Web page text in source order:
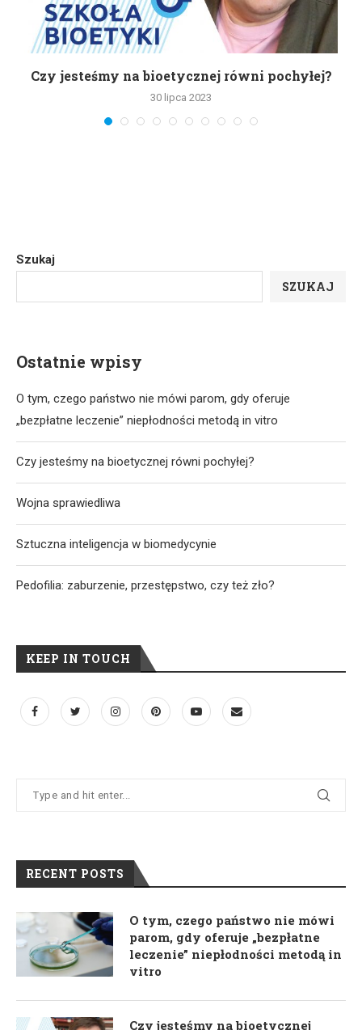
Czy jesteśmy na bioetycznej równi pochyłej?
30 lipca 2023
Szukaj
SZUKAJ
Ostatnie wpisy
O tym, czego państwo nie mówi parom, gdy oferuje
„bezpłatne leczenie” niepłodności metodą in vitro
Czy jesteśmy na bioetycznej równi pochyłej?
Wojna sprawiedliwa
Sztuczna inteligencja w biomedycynie
Pedofilia: zaburzenie, przestępstwo, czy też zło?
KEEP IN TOUCH
RECENT POSTS
O tym, czego państwo nie mówi
parom, gdy oferuje „bezpłatne
leczenie” niepłodności metodą in
vitro
Czy jesteśmy na bioetycznej